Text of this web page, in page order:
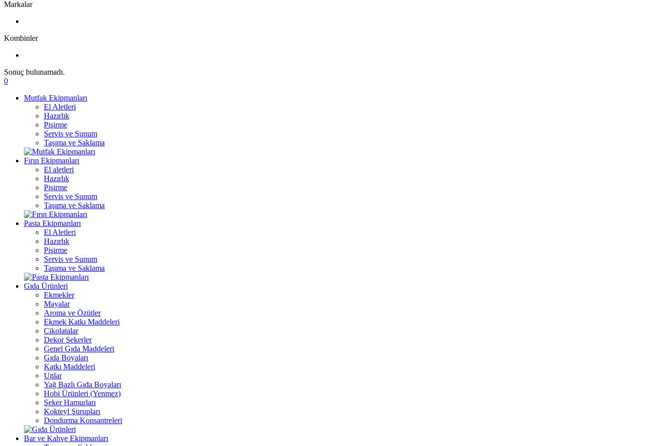
Markalar
Kombinler
Sonuç bulunamadı.
0
Mutfak Ekipmanları
El Aletleri
Hazırlık
Pişirme
Servis ve Sunum
Taşıma ve Saklama
Fırın Ekipmanları
El aletleri
Hazırlık
Pişirme
Servis ve Sunum
Taşıma ve Saklama
Pasta Ekipmanları
El Aletleri
Hazırlık
Pişirme
Servis ve Sunum
Taşıma ve Saklama
Gıda Ürünleri
Ekmekler
Mayalar
Aroma ve Özütler
Ekmek Katkı Maddeleri
Çikolatalar
Dekor Şekerler
Genel Gıda Maddeleri
Gıda Boyaları
Katkı Maddeleri
Unlar
Yağ Bazlı Gıda Boyaları
Hobi Ürünleri (Yenmez)
Şeker Hamurları
Kokteyl Şurupları
Dondurma Konsantreleri
Bar ve Kahve Ekipmanları